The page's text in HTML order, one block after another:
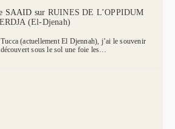
SAAID sur RUINES DE L’OPPIDUM
(El-Djenah)
(actuellement El Djennah), j’ai le souvenir
sous le sol une foie les…